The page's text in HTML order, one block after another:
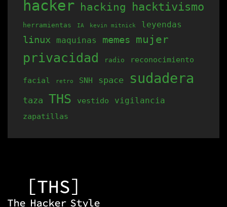
de
producto
hacker hacking hacktivismo
herramientas IA kevin mitnick leyendas
linux maquinas memes mujer
privacidad radio reconocimiento
facial retro SNH space sudadera
taza THS vestido vigilancia
zapatillas